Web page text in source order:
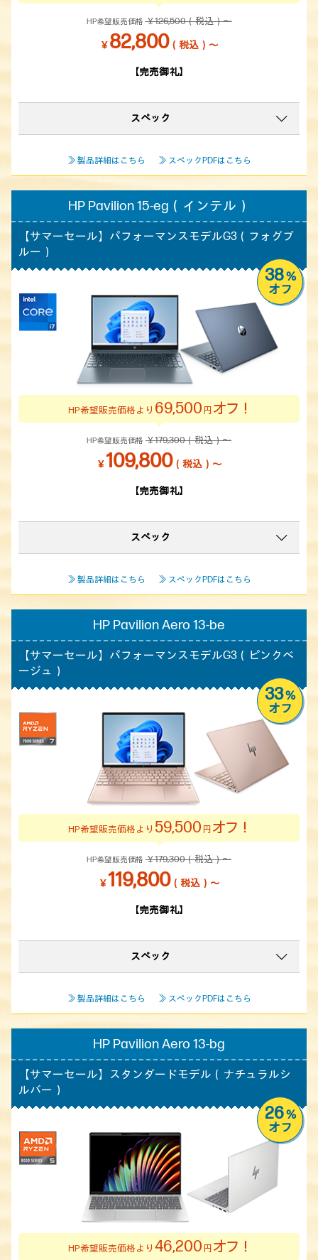
HP希望販売価格 ￥126,500（税込）～
￥82,800（税込）～
【完売御礼】
スペック
≫ 製品詳細はこちら ≫ スペックPDFはこちら
HP Pavilion 15-eg（インテル）
【サマーセール】 パフォーマンスモデルG3（フォグブ
ルー）
38%
オフ
HP希望販売価格より69,500円オフ！
HP希望販売価格 ￥179,300（税込）～
￥109,800（税込）～
【完売御礼】
スペック
≫ 製品詳細はこちら ≫ スペックPDFはこちら
HP Pavilion Aero 13-be
【サマーセール】 パフォーマンスモデルG3（ピンクベ
ージュ）
33%
オフ
HP希望販売価格より 59,500円オフ！
HP希望販売価格 ￥179,300（税込）～
￥119,800（税込）～
【完売御礼】
スペック
≫ 製品詳細はこちら ≫ スペックPDFはこちら
HP Pavilion Aero 13-bg
【サマーセール】
スタンダードモデル（ナチュラルシ
ルバー）
26%
オフ
HP希望販売価格より46,200円オフ！